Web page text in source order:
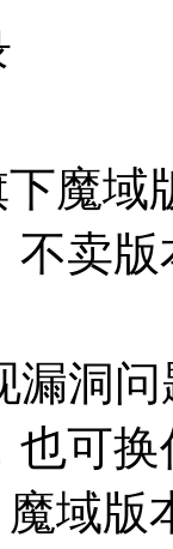
魔
卖版
漏洞
也可
域版